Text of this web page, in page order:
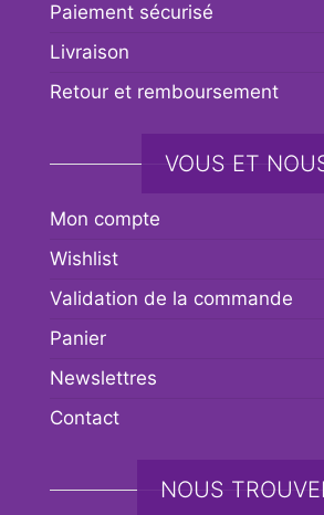
Paiement sécurisé
Livraison
Retour et remboursement
VOUS ET
Mon compte
Wishlist
Validation de la commande
Panier
Newslettres
Contact
NOUS